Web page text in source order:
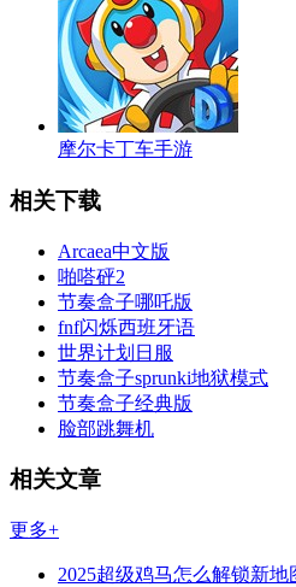
摩尔卡丁车手游
相关下载
Arcaea中文版
啪嗒砰2
节奏盒子哪吒版
fnf闪烁西班牙语
世界计划日服
节奏盒子sprunki地狱模式
节奏盒子经典版
脸部跳舞机
相关文章
更多+
2025超级鸡马怎么解锁新地